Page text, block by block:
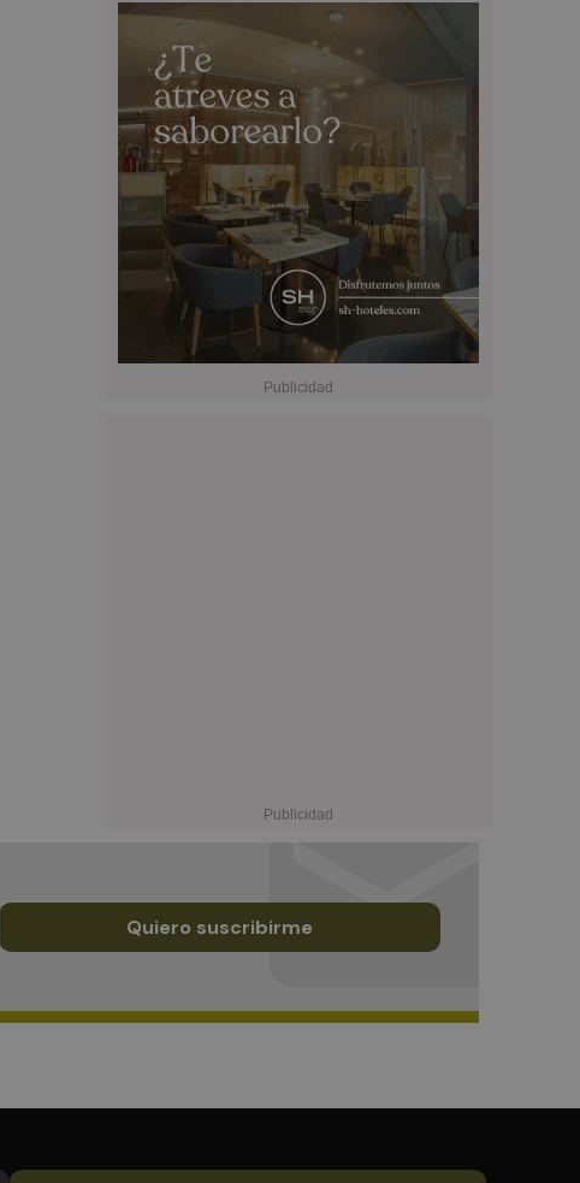
Quiero suscribirme